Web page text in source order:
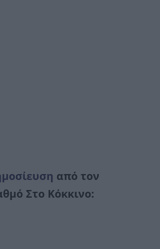
από τον
Στο Κόκκινο: